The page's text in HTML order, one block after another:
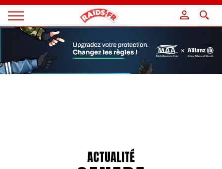
Magazine
Raids
ACTUALITÉ
Panneau de gestion des cookies